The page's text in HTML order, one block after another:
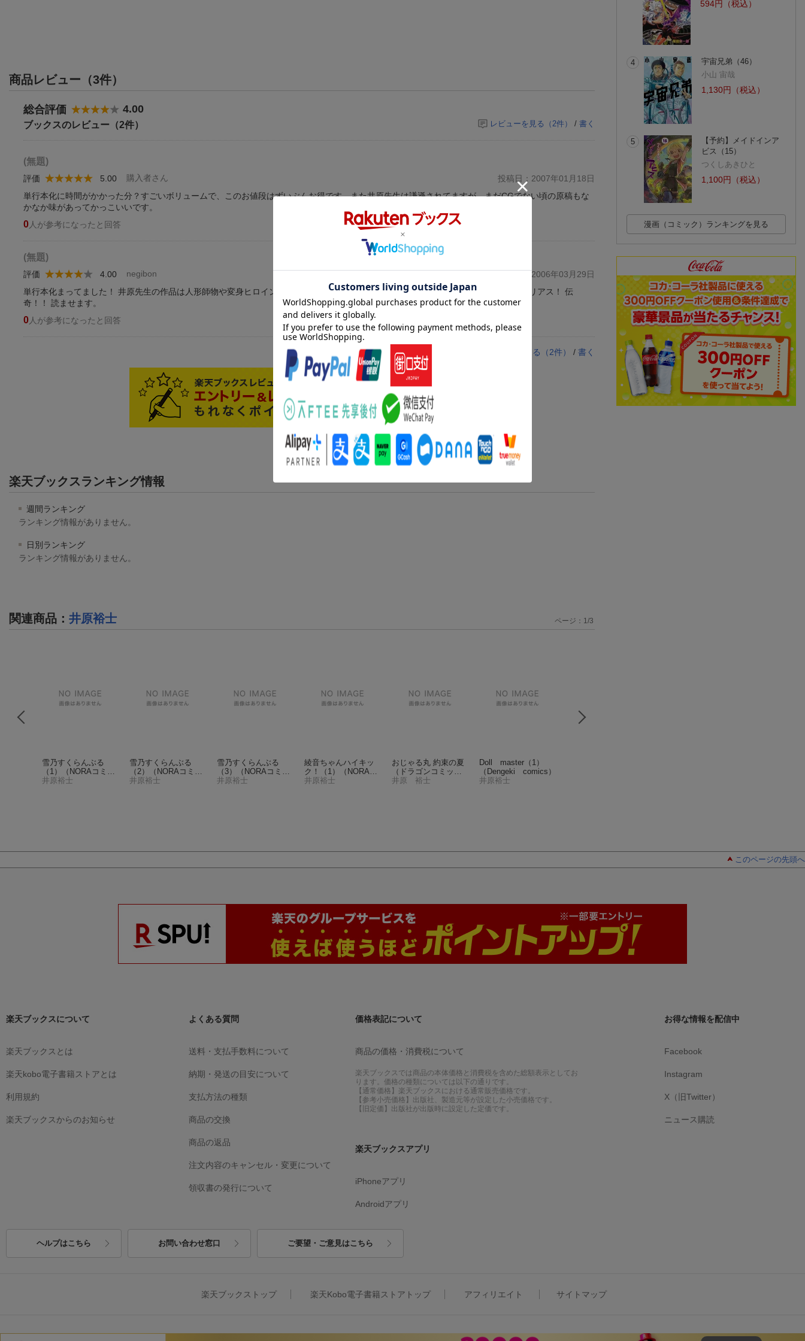
商品レビュー（3件）
総合評価 4.00
ブックスのレビュー（2件） レビューを見る（ 2件） / 書く
(無題)
購入者さん
評価 5.00
投稿日：2007年01月18日
単行本化に時間がかかった分？すごいボリュームで、このお値段はずいぶんお得です。また井原先生は謙遜されてますが、まだCGでない頃の原稿もな
かなか味があってかっこいいです。
0 人が参考になったと回答
(無題)
negibon
評価 4.00
投稿日：2006年03月29日
単行本化まってました！ 井原先生の作品は人形師物や変身ヒロイン物のように、ギャグっぽい味付けが多いようですが、この作品はシリアス！ 伝
奇！！ 読ませます。
0 人が参考になったと回答
レビューを見る（2件） / 書く
楽天ブックスランキング情報
週間ランキング
ランキング情報がありません。
日別ランキング
ランキング情報がありません。
関連商品 ： 井原裕士
雪乃すくらんぶる
（1）
（NORAコミッ
クス）
井原裕士
雪乃すくらんぶる
（2）
（NORAコミッ
クス）
井原裕士
雪乃すくらんぶる
（3）
（NORAコミッ
クス）
井原裕士
綾音ちゃんハイキッ
ク！（1）
（NORAコ
ミックス）
井原裕士
おじゃる丸 約束の夏
（ドラゴンコミック
スエイジ）
井原 裕士
Doll master（1）
（Dengeki comics）
井原裕士
ページ： 1 /3
594円（税込）
4
宇宙兄弟（46）
小山 宙哉
1,130円（税込）
5
【予約】メイドインア
ビス（15）
つくしあきひと
1,100円（税込）
漫画（コミック）ランキングを見る
このページの先頭へ
楽天ブックスについて
楽天ブックスとは
楽天kobo電子書籍ストアとは
利用規約
楽天ブックスからのお知らせ
よくある質問
送料・支払手数料について
納期・発送の目安について
支払方法の種類
商品の交換
商品の返品
注文内容のキャンセル・変更について
領収書の発行について
価格表記について
商品の価格・消費税について
楽天ブックスでは商品の本体価格と消費税を含めた総額表示としてお
ります。価格の種類については以下の通りです。
【通常価格】楽天ブックスにおける通常販売価格です。
【参考小売価格】出版社、製造元等が設定した小売価格です。
【旧定価】出版社が出版時に設定した定価です。
楽天ブックスアプリ
iPhoneアプリ
Androidアプリ
お得な情報を配信中
Facebook
Instagram
X（旧Twitter）
ニュース購読
ヘルプはこちら お問い合わせ窓口 ご要望・ご意見はこちら
楽天ブックストップ 楽天Kobo電子書籍ストアトップ アフィリエイト サイトマップ